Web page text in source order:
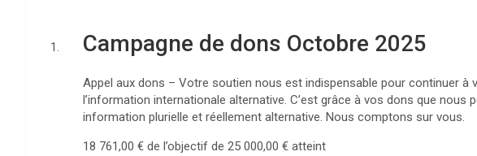
Campagne de dons Octobre 2025
Appel aux dons – Votre soutien nous est indispensable pour continuer à
l’information internationale alternative. C’est grâce à vos dons que nous
information plurielle et réellement alternative. Nous comptons sur vous.
18 761,00 € de l’objectif de 25 000,00 € atteint